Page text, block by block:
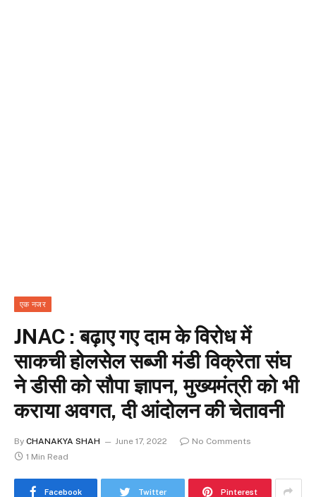
एक नजर
JNAC : बढ़ाए गए दाम के विरोध में
साकची होलसेल सब्जी मंडी विक्रेता संघ
ने डीसी को सौपा ज्ञापन, मुख्यमंत्री को भी
कराया अवगत, दी आंदोलन की चेतावनी
By CHANAKYA SHAH June 17, 2022
No Comments
1 Min Read
Facebook Twitter Pinterest